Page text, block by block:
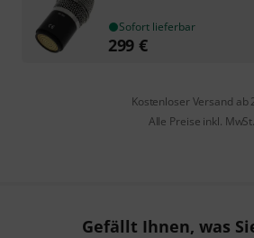
Sofort lieferbar
299 €
Kostenloser Versand ab
Alle Preise inkl. MwSt.
Gefällt Ihnen, was